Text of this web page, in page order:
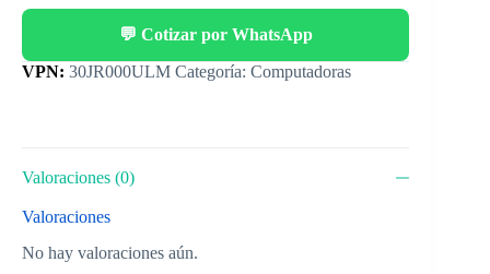
💬 Cotizar por WhatsApp
Categoría: Computadoras
Valoraciones (0)
Valoraciones
No hay valoraciones aún.